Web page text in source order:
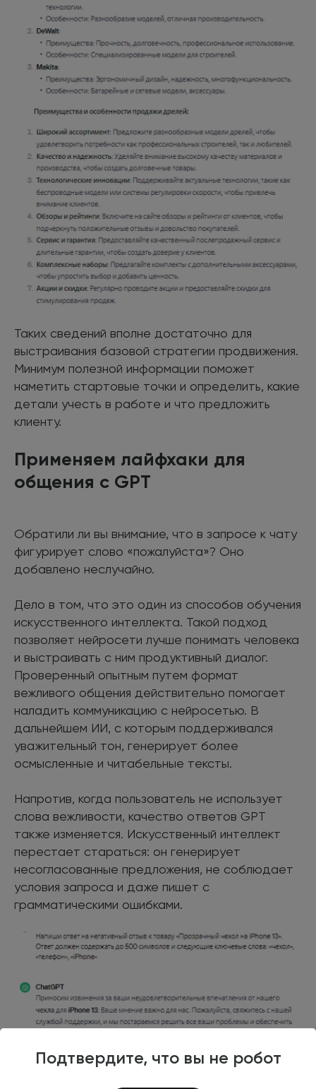
Подтвердите, что вы не робот
Таких сведений вполне достаточно для
выстраивания базовой стратегии продвижения.
Минимум полезной информации поможет
наметить стартовые точки и определить, какие
детали учесть в работе и что предложить
клиенту.
Применяем лайфхаки для
общения с GPT
Обратили ли вы внимание, что в запросе к чату
фигурирует слово «пожалуйста»? Оно
добавлено неслучайно.
Дело в том, что это один из способов обучения
искусственного интеллекта. Такой подход
позволяет нейросети лучше понимать человека
и выстраивать с ним продуктивный диалог.
Проверенный опытным путем формат
вежливого общения действительно помогает
наладить коммуникацию с нейросетью. В
дальнейшем ИИ, с которым поддерживался
уважительный тон, генерирует более
осмысленные и читабельные тексты.
Напротив, когда пользователь не использует
слова вежливости, качество ответов GPT
также изменяется. Искусственный интеллект
перестает стараться: он генерирует
несогласованные предложения, не соблюдает
условия запроса и даже пишет с
грамматическими ошибками.
Подведем итоги